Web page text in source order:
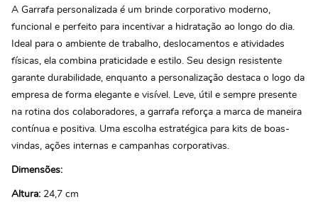
A Garrafa personalizada é um brinde corporativo moderno,
funcional e perfeito para incentivar a hidratação ao longo do dia.
Ideal para o ambiente de trabalho, deslocamentos e atividades
físicas, ela combina praticidade e estilo. Seu design resistente
garante durabilidade, enquanto a personalização destaca o logo da
empresa de forma elegante e visível. Leve, útil e sempre presente
na rotina dos colaboradores, a garrafa reforça a marca de maneira
contínua e positiva. Uma escolha estratégica para kits de boas-
vindas, ações internas e campanhas corporativas.
Dimensões:
Altura: 24,7 cm